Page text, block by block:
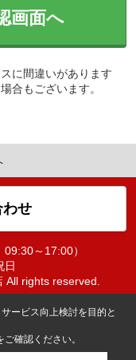
画面へ
に間違いがあります
合もございます。
わせ
～17:00）
日
rights reserved.
ービス向上検討を目的と
ご確認ください。